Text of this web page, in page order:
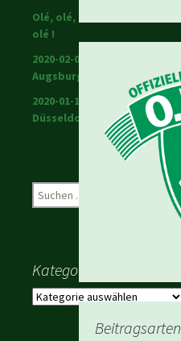
Beitragsarten
Olé, olé, olé, olé; Ole Werner,
olé !
2020-02-01 Warriors in
Augsburg
2020-01-18 Werder in
Düsseldorf
Suchen
nach:
Kategorien
Kategorien